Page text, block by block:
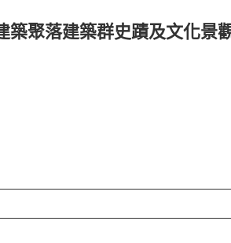
築聚落建築群史蹟及文化景